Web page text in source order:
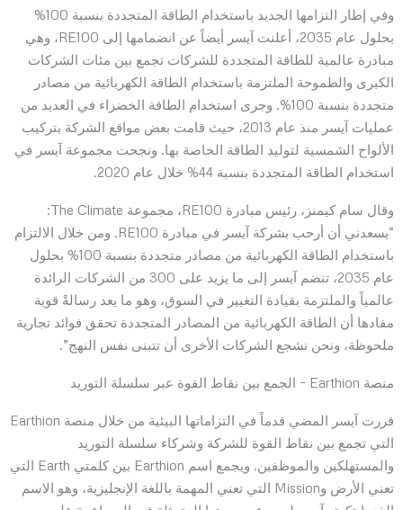
وفي إطار التزامها الجديد باستخدام الطاقة المتجددة بنسبة 100%
بحلول عام 2035، أعلنت آيسر أيضاً عن انضمامها إلى RE100، وهي
مبادرة عالمية للطاقة المتجددة للشركات تجمع بين مئات الشركات
الكبرى والطموحة الملتزمة باستخدام الطاقة الكهربائية من مصادر
متجددة بنسبة 100%. وجرى استخدام الطاقة الخضراء في العديد من
عمليات آيسر منذ عام 2013، حيث قامت بعض مواقع الشركة بتركيب
الألواح الشمسية لتوليد الطاقة الخاصة بها. ونجحت مجموعة آيسر في
استخدام الطاقة المتجددة بنسبة 44% خلال عام 2020.
وقال سام كيمنز، رئيس مبادرة RE100، مجموعة The Climate:
“يسعدني أن أرحب بشركة آيسر في مبادرة RE100. ومن خلال الالتزام
باستخدام الطاقة الكهربائية من مصادر متجددة بنسبة 100% بحلول
عام 2035، تنضم آيسر إلى ما يزيد على 300 من الشركات الرائدة
عالمياً والملتزمة بقيادة التغيير في السوق، وهو ما يعد رسالةً قوية
مفادها أن الطاقة الكهربائية من المصادر المتجددة تحقق فوائد تجارية
ملحوظة، ونحن نشجع الشركات الأخرى أن تتبنى نفس النهج”.
منصة Earthion – الجمع بين نقاط القوة عبر سلسلة التوريد
قررت آيسر المضي قدماً في التزاماتها البيئية من خلال منصة Earthion
التي تجمع بين نقاط القوة للشركة وشركاء سلسلة التوريد
والمستهلكين والموظفين. ويجمع اسم Earthion بين كلمتي Earth التي
تعني الأرض وMission التي تعني المهمة باللغة الإنجليزية، وهو الاسم